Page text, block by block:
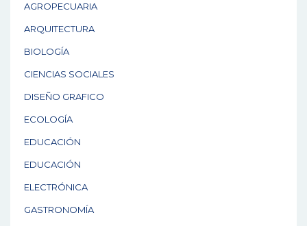
AGROPECUARIA
ARQUITECTURA
BIOLOGÍA
CIENCIAS SOCIALES
DISEÑO GRAFICO
ECOLOGÍA
EDUCACIÓN
EDUCACIÓN
ELECTRÓNICA
GASTRONOMÍA